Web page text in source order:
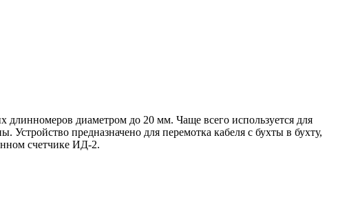
диаметром до 20 мм. Чаще всего используется для
предназначено для перемотка кабеля с бухты в бухту,
счетчике ИД-2.